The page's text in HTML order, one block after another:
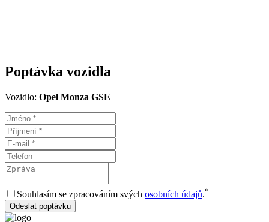
Poptávka vozidla
Vozidlo: Opel Monza GSE
Souhlasím se zpracováním svých osobních údajů.*